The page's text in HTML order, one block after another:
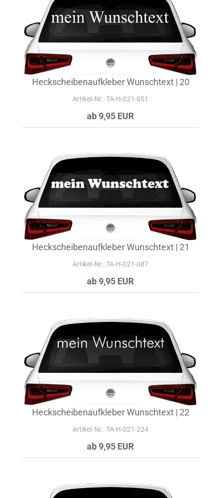
Heckscheibenaufkleber Wunschtext | 20
Artikel‑Nr.: TA-H-021-051
ab 9,95 EUR
Heckscheibenaufkleber Wunschtext | 21
Artikel‑Nr.: TA-H-021-087
ab 9,95 EUR
Heckscheibenaufkleber Wunschtext | 22
Artikel‑Nr.: TA-H-021-224
ab 9,95 EUR